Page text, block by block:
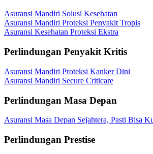
Asuransi Mandiri Solusi Kesehatan
Asuransi Mandiri Proteksi Penyakit Tropis
Asuransi Kesehatan Proteksi Ekstra
Perlindungan Penyakit Kritis
Asuransi Mandiri Proteksi Kanker Dini
Asuransi Mandiri Secure Criticare
Perlindungan Masa Depan
Asuransi Masa Depan Sejahtera, Pasti Bisa
Perlindungan Prestise